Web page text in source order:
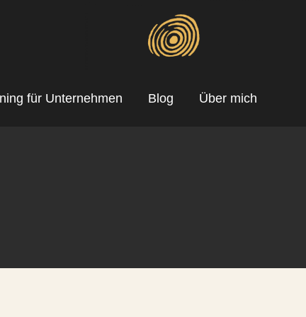
für Unternehmen Blog Über mich